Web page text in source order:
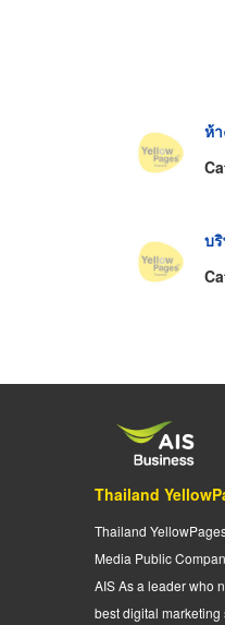
ห้
บ
Thailand
Thailand
Media Public
AIS As a leader who
best digital